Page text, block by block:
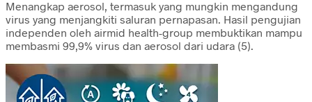
Menangkap aerosol, termasuk yang mungkin mengandung
virus yang menjangkiti saluran pernapasan. Hasil pengujian
independen oleh airmid health-group membuktikan mampu
membasmi 99,9% virus dan aerosol dari udara (5).